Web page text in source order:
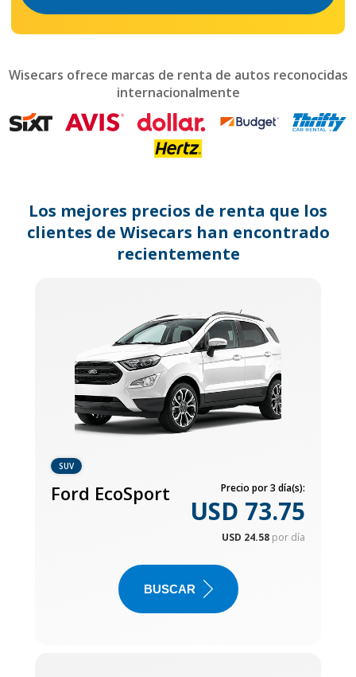
mark
get
the
dates.
Wisecars ofrece marcas de renta de autos reconocidas
internacionalmente
Los mejores precios de renta que los
clientes de Wisecars han encontrado
recientemente
SUV
Ford EcoSport Precio por 3 día(s):
USD 73.75
USD 24.58 por día
BUSCAR